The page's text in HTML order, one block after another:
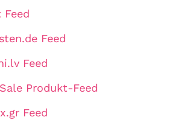
Feed
Feed
Feed
Produkt-Feed
Feed